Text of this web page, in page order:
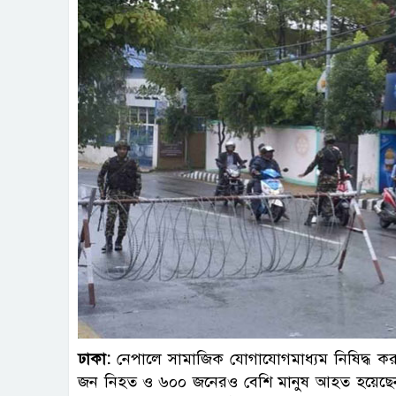
ছবি :
ঢাকা: নেপালে সামাজিক যোগাযোগমাধ্যম নিষিদ্ধ
জন নিহত ও ৬০০ জনেরও বেশি মানুষ আহত